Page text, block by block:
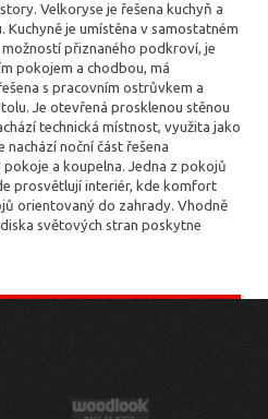
Velkoryse je řešena kuchyň a
je umístěna v samostatném
přiznaného podkroví, je
pokojem a chodbou, má
s pracovním ostrůvkem a
Je otevřená prosklenou stěnou
technická místnost, využita jako
nachází noční část řešena
a koupelna. Jedna z pokojů
prosvětlují interiér, kde komfort
orientovaný do zahrady. Vhodně
světových stran poskytne